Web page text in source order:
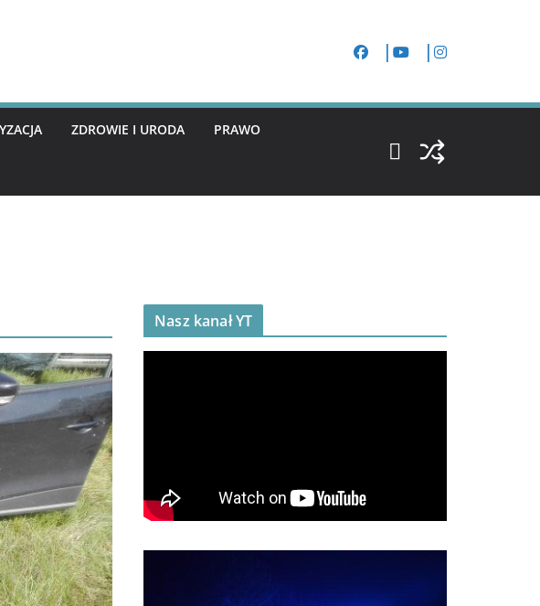
ZDROWIE I URODA PRAWO
Nasz kanał YT